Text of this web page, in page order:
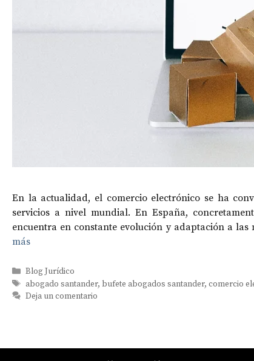
En la actualidad, el comercio electrónico se ha
servicios a nivel mundial. En España,
encuentra en constante evolución y adaptación a las
más
Categorías
Blog Jurídico
Etiquetas
abogado santander, bufete abogados santander, comercio
Deja un comentario